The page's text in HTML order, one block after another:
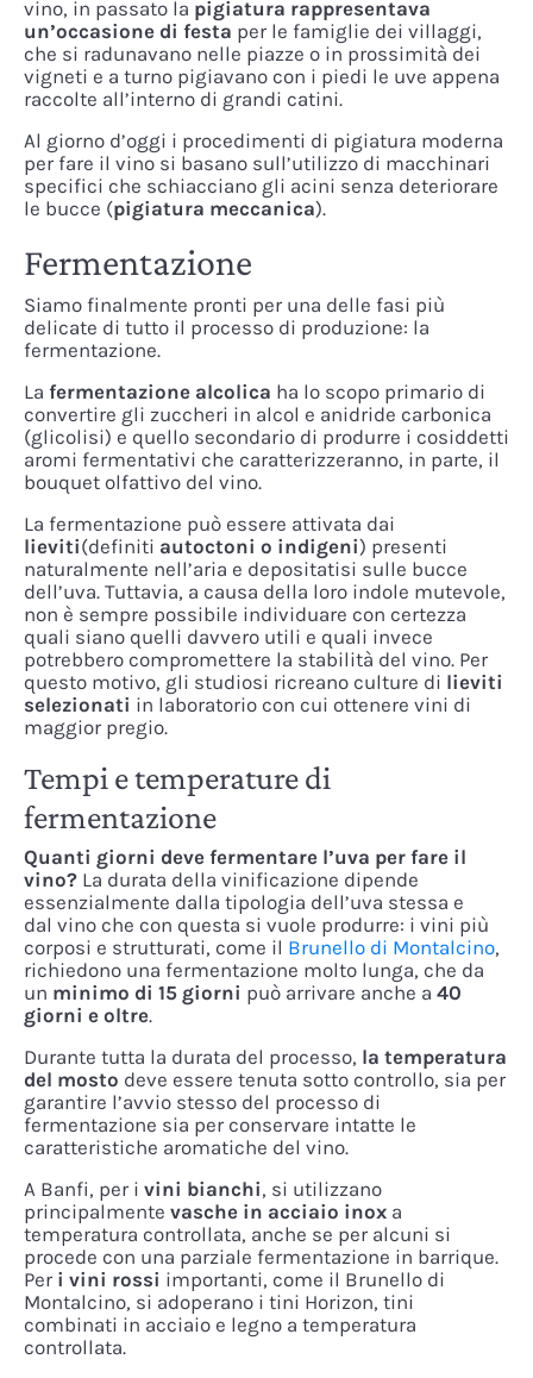
vino, in passato la pigiatura rappresentava
un’occasione di festa per le famiglie dei villaggi,
che si radunavano nelle piazze o in prossimità dei
vigneti e a turno pigiavano con i piedi le uve appena
raccolte all’interno di grandi catini.
Al giorno d’oggi i procedimenti di pigiatura moderna
per fare il vino si basano sull’utilizzo di macchinari
specifici che schiacciano gli acini senza deteriorare
le bucce (pigiatura meccanica).
Fermentazione
Siamo finalmente pronti per una delle fasi più
delicate di tutto il processo di produzione: la
fermentazione.
La fermentazione alcolica ha lo scopo primario di
convertire gli zuccheri in alcol e anidride carbonica
(glicolisi) e quello secondario di produrre i cosiddetti
aromi fermentativi che caratterizzeranno, in parte, il
bouquet olfattivo del vino.
La fermentazione può essere attivata dai
lieviti(definiti autoctoni o indigeni) presenti
naturalmente nell’aria e depositatisi sulle bucce
dell’uva. Tuttavia, a causa della loro indole mutevole,
non è sempre possibile individuare con certezza
quali siano quelli davvero utili e quali invece
potrebbero compromettere la stabilità del vino. Per
questo motivo, gli studiosi ricreano culture di lieviti
selezionati in laboratorio con cui ottenere vini di
maggior pregio.
Tempi e temperature di
fermentazione
Quanti giorni deve fermentare l’uva per fare il
vino? La durata della vinificazione dipende
essenzialmente dalla tipologia dell’uva stessa e
dal vino che con questa si vuole produrre: i vini più
corposi e strutturati, come il Brunello di Montalcino,
richiedono una fermentazione molto lunga, che da
un minimo di 15 giorni può arrivare anche a 40
giorni e oltre.
Durante tutta la durata del processo, la temperatura
del mosto deve essere tenuta sotto controllo, sia per
garantire l’avvio stesso del processo di
fermentazione sia per conservare intatte le
caratteristiche aromatiche del vino.
A Banfi, per i vini bianchi, si utilizzano
principalmente vasche in acciaio inox a
temperatura controllata, anche se per alcuni si
procede con una parziale fermentazione in barrique.
Per i vini rossi importanti, come il Brunello di
Montalcino, si adoperano i tini Horizon, tini
combinati in acciaio e legno a temperatura
controllata.